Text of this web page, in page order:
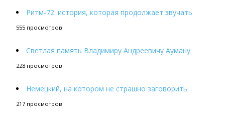
Ритм-72: история, которая продолжает звучать
555 просмотров
Светлая память Владимиру Андреевичу Ауману
228 просмотров
Немецкий, на котором не страшно заговорить
217 просмотров